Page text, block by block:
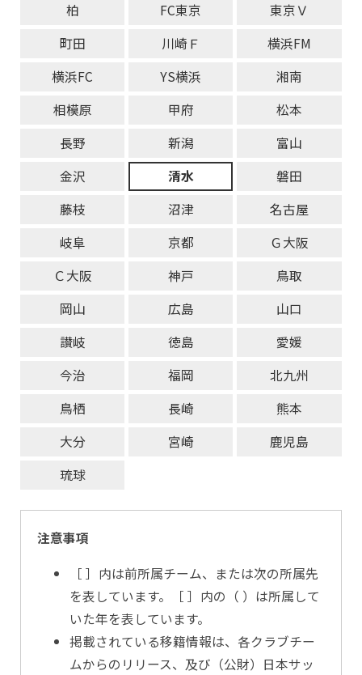
柏
FC東京
東京Ｖ
町田
川崎Ｆ
横浜FM
横浜FC
YS横浜
湘南
相模原
甲府
松本
長野
新潟
富山
金沢
清水
磐田
藤枝
沼津
名古屋
岐阜
京都
Ｇ大阪
Ｃ大阪
神戸
鳥取
岡山
広島
山口
讃岐
徳島
愛媛
今治
福岡
北九州
鳥栖
長崎
熊本
大分
宮崎
鹿児島
琉球
注意事項
［ ］内は前所属チーム、または次の所属先
を表しています。［ ］内の（ ）は所属して
いた年を表しています。
掲載されている移籍情報は、各クラブチー
ムからのリリース、及び（公財）日本サッ